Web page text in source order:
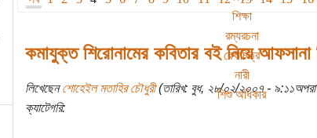
শিক্ষা
রম্যরচনা
রেখাচিত্র
নারী
শিশু অধিকার
কমাযুক্ত শিরোনামের কবিতার বই নিয়ে আফসানা
লিখেছেনশোহেইল মতাহির চৌধুরী(তারিখ: বুধ, ২৮/০২/২০০৭ -
ক্যাটেগরি: